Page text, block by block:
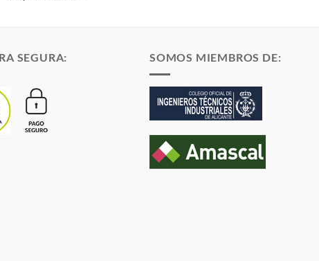
SEGURA: SOMOS MIEMBROS DE: